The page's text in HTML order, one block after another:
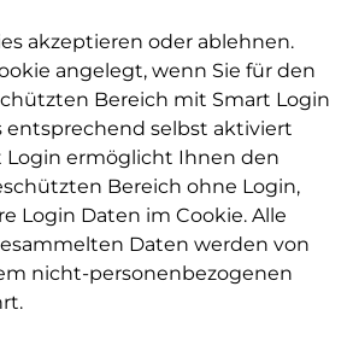
akzeptieren oder ablehnen.
angelegt, wenn Sie für den
Bereich mit Smart Login
entsprechend selbst aktiviert
Login ermöglicht Ihnen den
Bereich ohne Login,
Login Daten im Cookie. Alle
Daten werden von
nicht-personenbezogenen